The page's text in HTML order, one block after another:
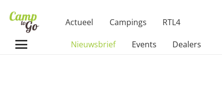
Actueel Campings RTL4
Nieuwsbrief Events Dealers